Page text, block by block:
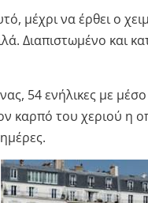
μέχρι να έρθει ο
Διαπιστωμένο και
54 ενήλικες με
καρπό του χεριού η